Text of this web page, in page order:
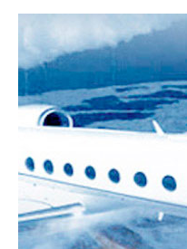
Taxi-
Transfer.fr